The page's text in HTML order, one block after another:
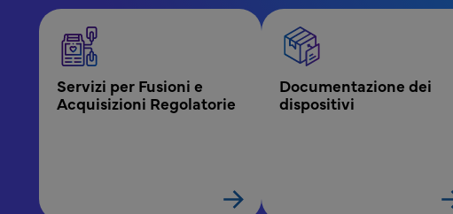
Menu Regolamentazione Dispositivi Medici
Servizi per Fusioni e
Acquisizioni Regolatorie
Documentazione dei
dispositivi